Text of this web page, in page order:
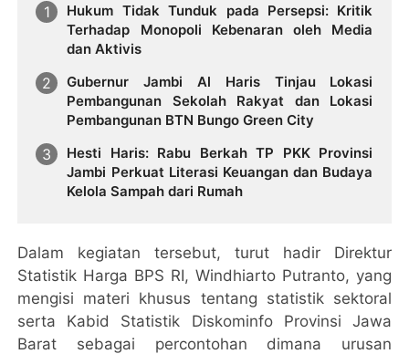
Hukum Tidak Tunduk pada Persepsi: Kritik
Terhadap Monopoli Kebenaran oleh Media
dan Aktivis
Gubernur Jambi Al Haris Tinjau Lokasi
Pembangunan Sekolah Rakyat dan Lokasi
Pembangunan BTN Bungo Green City
Hesti Haris: Rabu Berkah TP PKK Provinsi
Jambi Perkuat Literasi Keuangan dan Budaya
Kelola Sampah dari Rumah
Dalam kegiatan tersebut, turut hadir Direktur
Statistik Harga BPS RI, Windhiarto Putranto, yang
mengisi materi khusus tentang statistik sektoral
serta Kabid Statistik Diskominfo Provinsi Jawa
Barat sebagai percontohan dimana urusan